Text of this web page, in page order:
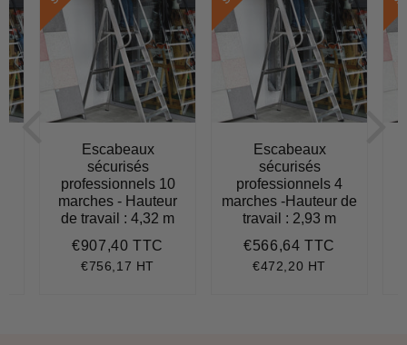
Escabeaux
sécurisés
professionnels 10
marches - Hauteur
de travail : 4,32 m
Prix
régulier
€907,40 TTC
€756,17 HT
Escabeaux
sécurisés
professionnels 4
marches -Hauteur de
travail : 2,93 m
Prix
régulier
€566,64 TTC
€472,20 HT